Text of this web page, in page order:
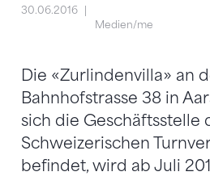
30.06.2016
Medien/me
Die «Zurlindenvilla» an
Bahnhofstrasse 38 in
sich die Geschäftsstelle
Schweizerischen
befindet, wird ab Juli